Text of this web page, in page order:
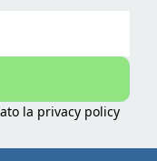
la privacy policy